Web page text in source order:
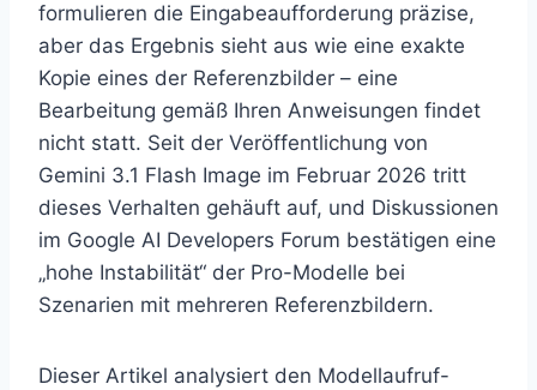
formulieren die Eingabeaufforderung präzise,
aber das Ergebnis sieht aus wie eine exakte
Kopie eines der Referenzbilder – eine
Bearbeitung gemäß Ihren Anweisungen findet
nicht statt. Seit der Veröffentlichung von
Gemini 3.1 Flash Image im Februar 2026 tritt
dieses Verhalten gehäuft auf, und Diskussionen
im Google AI Developers Forum bestätigen eine
„hohe Instabilität“ der Pro-Modelle bei
Szenarien mit mehreren Referenzbildern.
Dieser Artikel analysiert den Modellaufruf-